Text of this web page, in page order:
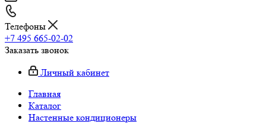
Телефоны
+7 495 665-02-02
Заказать звонок
Личный кабинет
Главная
Каталог
Настенные кондиционеры